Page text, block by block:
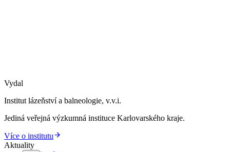
Vydal
Institut lázeňství a balneologie, v.v.i.
Jediná veřejná výzkumná instituce Karlovarského kraje.
Více o institutu
Aktuality